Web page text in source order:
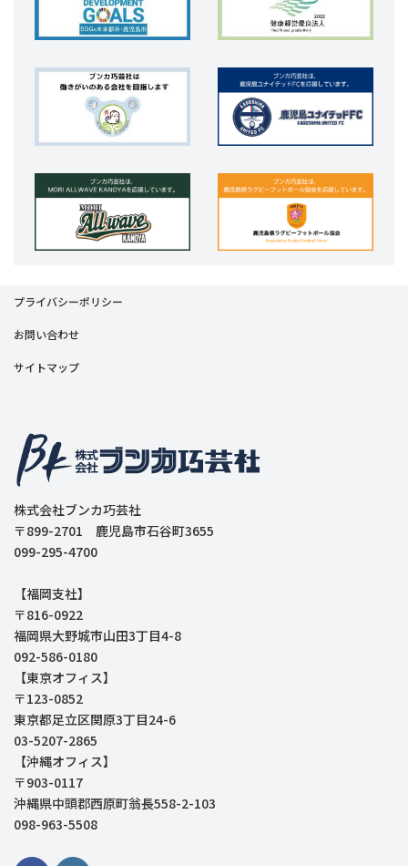
プライバシーポリシー
お問い合わせ
サイトマップ
株式会社ブンカ巧芸社
〒899-2701 鹿児島市石谷町3655
099-295-4700
【福岡支社】
〒816-0922
福岡県大野城市山田3丁目4-8
092-586-0180
【東京オフィス】
〒123-0852
東京都足立区関原3丁目24-6
03-5207-2865
【沖縄オフィス】
〒903-0117
沖縄県中頭郡西原町翁長558-2-103
098-963-5508